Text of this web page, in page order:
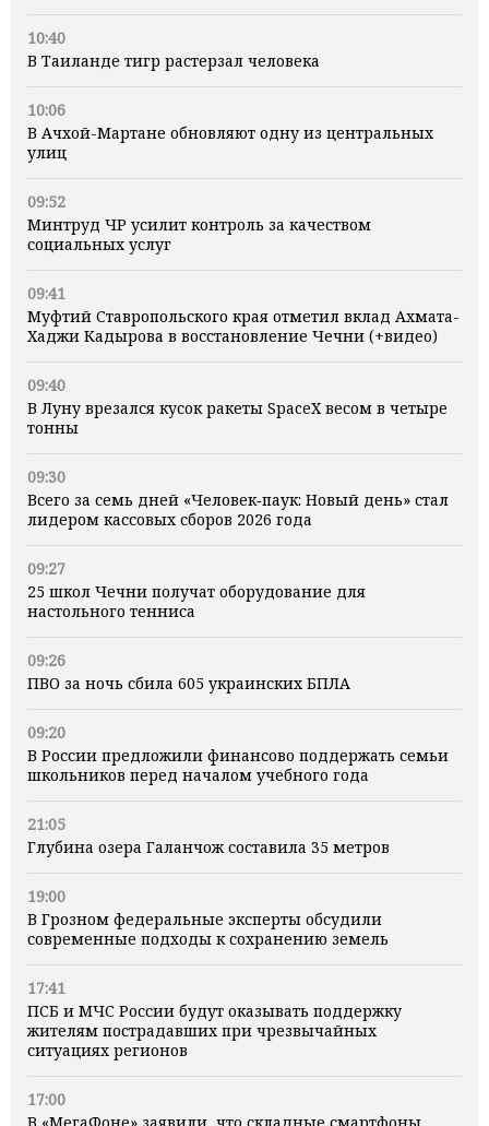
10:40
В Таиланде тигр растерзал человека
10:06
В Ачхой-Мартане обновляют одну из центральных
улиц
09:52
Минтруд ЧР усилит контроль за качеством
социальных услуг
09:41
Муфтий Ставропольского края отметил вклад Ахмата-
Хаджи Кадырова в восстановление Чечни (+видео)
09:40
В Луну врезался кусок ракеты SpaceX весом в четыре
тонны
09:30
Всего за семь дней «Человек‑паук: Новый день» стал
лидером кассовых сборов 2026 года
09:27
25 школ Чечни получат оборудование для
настольного тенниса
09:26
ПВО за ночь сбила 605 украинских БПЛА
09:20
В России предложили финансово поддержать семьи
школьников перед началом учебного года
21:05
Глубина озера Галанчож составила 35 метров
19:00
В Грозном федеральные эксперты обсудили
современные подходы к сохранению земель
17:41
ПСБ и МЧС России будут оказывать поддержку
жителям пострадавших при чрезвычайных
ситуациях регионов
17:00